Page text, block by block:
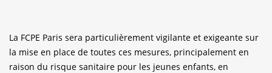
La FCPE Paris sera particulièrement vigilante et exigeante sur
la mise en place de toutes ces mesures, principalement en
raison du risque sanitaire pour les jeunes enfants, en